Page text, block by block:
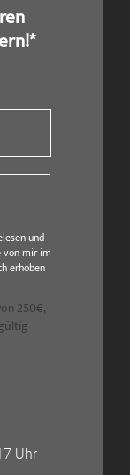
und
von mir im
erhoben
250€,
Uhr